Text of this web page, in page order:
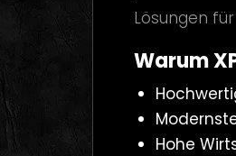
Lösungen
Warum
Hohe